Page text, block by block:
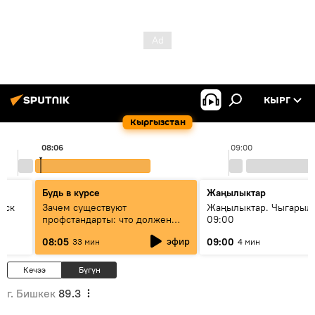
Кыргызстан
КЫРГ
09:00
08:06
Будь в курсе
Зачем существуют
профстандарты: что должен
знать каждый специалист о
своей профессии
08:05 33 мин эфир
Жаңылыктар
Жаңылыктар.
09:00
09:00 4 мин
Кечээ Бүгүн
г. Бишкек 89.3